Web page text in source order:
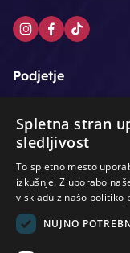
Podjetje
Moj račun
Podpora
Lasje & nega las /
Spletna stran
sledljivost
To spletno mesto
izkušnje. Z uporabo
v skladu z našo politiko
NUJNO